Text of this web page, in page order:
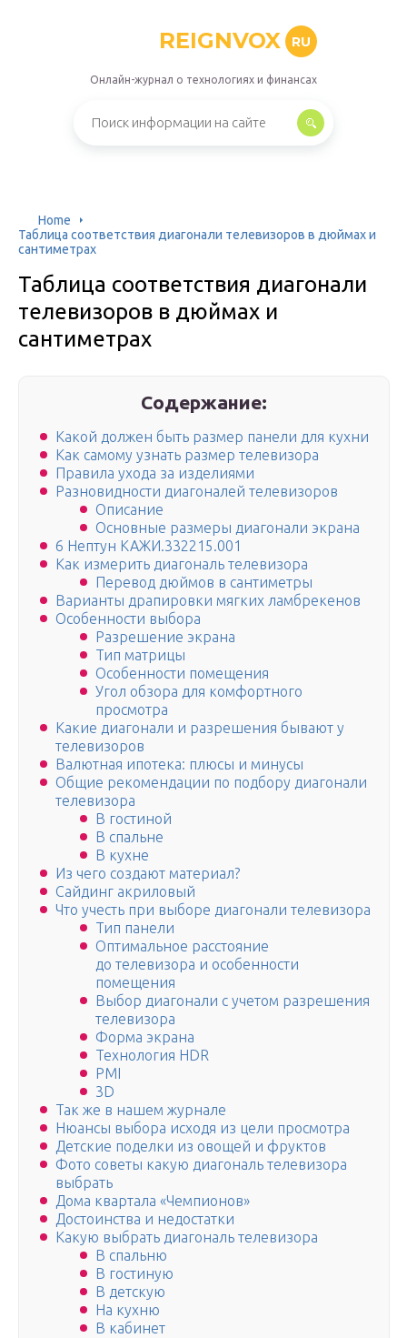
REIGNVOX RU
Онлайн-журнал о технологиях и финансах
Home
Таблица соответствия диагонали телевизоров в дюймах и
сантиметрах
Таблица соответствия диагонали
телевизоров в дюймах и
сантиметрах
Содержание:
Какой должен быть размер панели для кухни
Как самому узнать размер телевизора
Правила ухода за изделиями
Разновидности диагоналей телевизоров
Описание
Основные размеры диагонали экрана
6 Нептун КАЖИ.332215.001
Как измерить диагональ телевизора
Перевод дюймов в сантиметры
Варианты драпировки мягких ламбрекенов
Особенности выбора
Разрешение экрана
Тип матрицы
Особенности помещения
Угол обзора для комфортного
просмотра
Какие диагонали и разрешения бывают у
телевизоров
Валютная ипотека: плюсы и минусы
Общие рекомендации по подбору диагонали
телевизора
В гостиной
В спальне
В кухне
Из чего создают материал?
Сайдинг акриловый
Что учесть при выборе диагонали телевизора
Тип панели
Оптимальное расстояние
до телевизора и особенности
помещения
Выбор диагонали с учетом разрешения
телевизора
Форма экрана
Технология HDR
PMI
3D
Так же в нашем журнале
Нюансы выбора исходя из цели просмотра
Детские поделки из овощей и фруктов
Фото советы какую диагональ телевизора
выбрать
Дома квартала «Чемпионов»
Достоинства и недостатки
Какую выбрать диагональ телевизора
В спальню
В гостиную
В детскую
На кухню
В кабинет